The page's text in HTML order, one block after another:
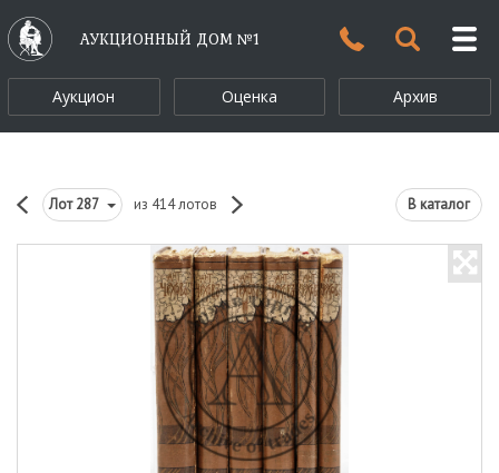
АУКЦИОННЫЙ ДОМ №1
Аукцион Оценка Архив
Лот287 из 414 лотов В каталог